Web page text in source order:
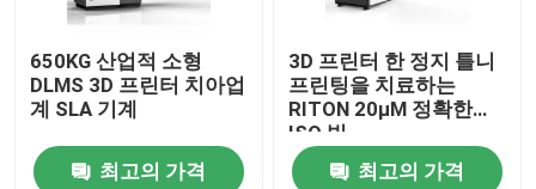
650KG 산업적 소형
DLMS 3D 프린터 치아업
계 SLA 기계
최고의 가격
3D 프린터 한 정지 틀니
프린팅을 치료하는
RITON 20μM 정확한
ISO 빛
최고의 가격